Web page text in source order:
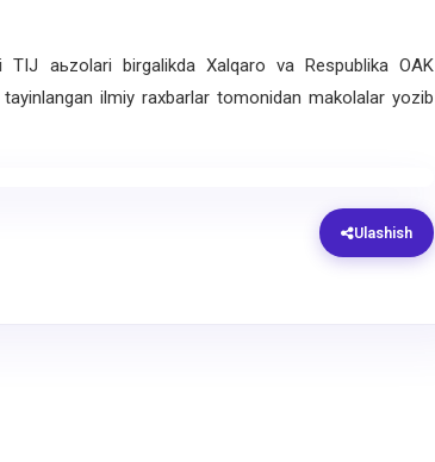
aьzolari birgalikda Xalqaro va Respublika OAK
ilmiy raxbarlar tomonidan makolalar yozib
Ulashish